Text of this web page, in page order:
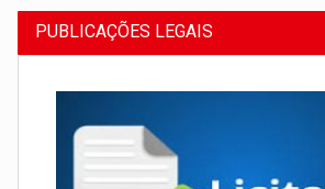
PUBLICAÇÕES LEGAIS